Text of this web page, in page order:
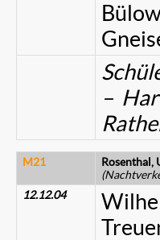
–
M21
Rosenthal,
12.12.04